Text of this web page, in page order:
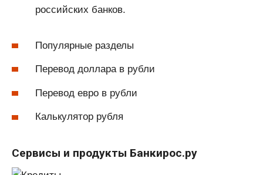
российских банков.
Популярные разделы
Перевод доллара в рубли
Перевод евро в рубли
Калькулятор рубля
Сервисы и продукты Банкирос.ру